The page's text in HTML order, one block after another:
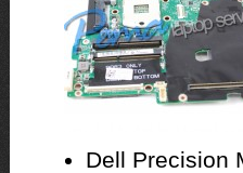
Dell Precision